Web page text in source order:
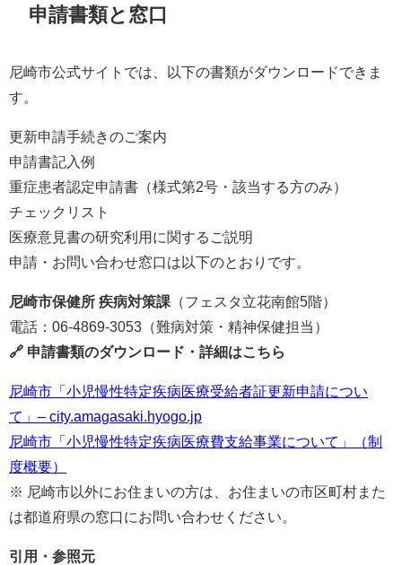
申請書類と窓口
尼崎市公式サイトでは、以下の書類がダウンロードできま
す。
更新申請手続きのご案内
申請書記入例
重症患者認定申請書（様式第2号・該当する方のみ）
チェックリスト
医療意見書の研究利用に関するご説明
申請・お問い合わせ窓口は以下のとおりです。
尼崎市保健所 疾病対策課 （フェスタ立花南館5階）
電話：06-4869-3053（難病対策・精神保健担当）
🔗 申請書類のダウンロード・詳細はこちら
尼崎市「小児慢性特定疾病医療受給者証更新申請につい
て」– city.amagasaki.hyogo.jp
尼崎市「小児慢性特定疾病医療費支給事業について」（制
度概要）
※ 尼崎市以外にお住まいの方は、お住まいの市区町村また
は都道府県の窓口にお問い合わせください。
引用・参照元